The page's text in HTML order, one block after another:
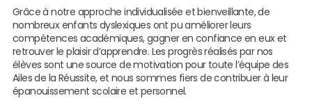
Grâce à notre approche individualisée et bienveillante, de
nombreux enfants dyslexiques ont pu améliorer leurs
compétences académiques, gagner en confiance en eux et
retrouver le plaisir d’apprendre. Les progrès réalisés par nos
élèves sont une source de motivation pour toute l’équipe des
Ailes de la Réussite, et nous sommes fiers de contribuer à leur
épanouissement scolaire et personnel.